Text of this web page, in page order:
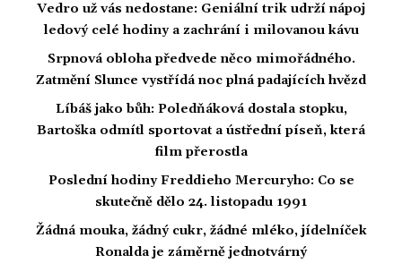
Vedro už vás nedostane: Geniální trik udrží nápoj
ledový celé hodiny a zachrání i milovanou kávu
Srpnová obloha předvede něco mimořádného.
Zatmění Slunce vystřídá noc plná padajících hvězd
Líbáš jako bůh: Poledňáková dostala stopku,
Bartoška odmítl sportovat a ústřední píseň, která
film přerostla
Poslední hodiny Freddieho Mercuryho: Co se
skutečně dělo 24. listopadu 1991
Žádná mouka, žádný cukr, žádné mléko, jídelníček
Ronalda je záměrně jednotvárný